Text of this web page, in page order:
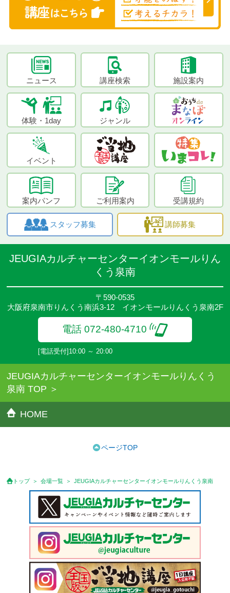
ニュース 講座検索 施設案内
体験・1day ジャンル
イベント
案内パンフ ご利用案内 受講規約
スタッフ募集 講師募集
JEUGIAカルチャーセンターイオンモールりん
くう泉南
〒590-0535
大阪府泉南市りんくう南浜3-12 イオンモールりんくう泉南2F
電話 072-480-4710
[電話受付]10:00 ～ 20:00
JEUGIAカルチャーセンターイオンモールりんくう
泉南 TOP
HOME
ページTOP
トップ 会場一覧 JEUGIAカルチャーセンターイオンモールりんくう泉南